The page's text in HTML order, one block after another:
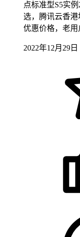
点标准型S5实
选，腾讯云香
优惠价格，老
2022年12月29日